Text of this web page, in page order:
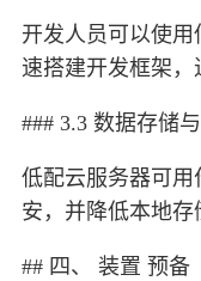
开发人员可以使
速搭建开发框架，
### 3.3 数据存储
低配云服务器可
安，并降低本地存
## 四、 装置 预备